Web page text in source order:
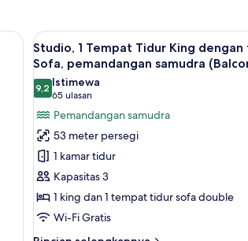
balkon | Brankas, ruang kerja ramah laptop, tirai
Lihat
semua
foto
untuk
Studio,
1
Tempat
Tidur
King
dengan
tempat
Brankas,
5
Studio, 1 Tempat Tidur King
Sofa, pemandangan samudra
9,29,2 dari 10
Istimewa
65 ulasan
(65
ulasan)
Pemandangan samudra
53 meter persegi
1 kamar tidur
Kapasitas 3
1 king dan 1 tempat tidur sofa double
Wi-Fi Gratis